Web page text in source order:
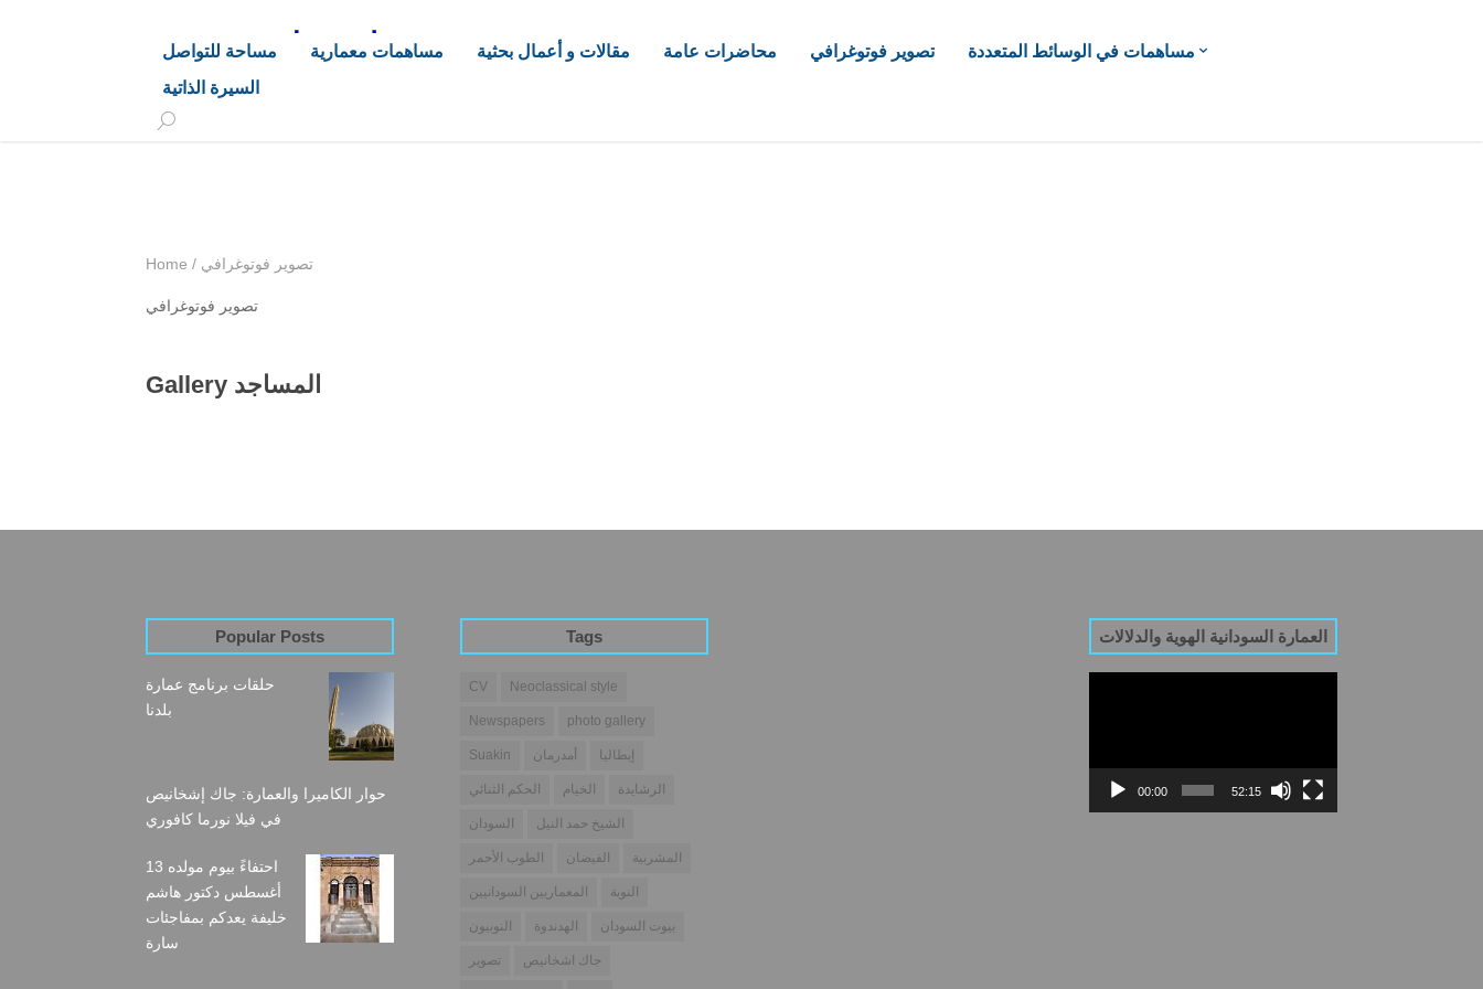
د. هاشم خليفة محجوب
مساحة للتواصل مساهمات معمارية مقالات و أعمال بحثية محاضرات عامة تصوير فوتوغرافي
مساهمات في الوسائط المتعددة
السيرة الذاتية
Home / تصوير فوتوغرافي
تصوير فوتوغرافي
Gallery المساجد
Popular Posts
حلقات برنامج عمارة
بلدنا
حوار الكاميرا والعمارة: جاك إشخانيص
في فيلا نورما كافوري
احتفاءً بيوم مولده 13
أغسطس دكتور هاشم
خليفة يعدكم بمفاجئات
سارة
Tags
CV Neoclassical style
Newspapers photo gallery
Suakin أمدرمان إيطاليا
الحكم الثنائي الخيام الرشايدة
السودان الشيخ حمد النيل
الطوب الأحمر الفيضان المشربية
المعماريين السودانيين النوبة
النوبيون الهدندوة بيوت السودان
تصوير جاك اشخانيص
العمارة السودانية الهوية والدلالات
00:00 52:15